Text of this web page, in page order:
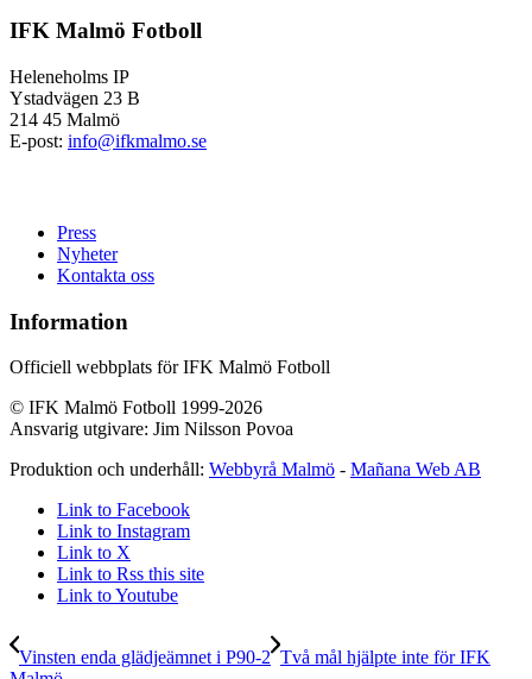
IFK Malmö Fotboll
Heleneholms IP
Ystadvägen 23 B
214 45 Malmö
E-post: info@ifkmalmo.se
Press
Nyheter
Kontakta oss
Information
Officiell webbplats för IFK Malmö Fotboll
© IFK Malmö Fotboll 1999-2026
Ansvarig utgivare: Jim Nilsson Povoa
Produktion och underhåll: Webbyrå Malmö - Mañana Web AB
Link to Facebook
Link to Instagram
Link to X
Link to Rss this site
Link to Youtube
Vinsten enda glädjeämnet i P90-2 Två mål hjälpte inte för IFK